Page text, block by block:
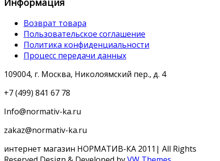
Возврат товара
Пользовательское соглашение
Политика конфиденциальности
Процесс передачи данных
109004, г. Москва, Николоямский пер., д. 4
+7 (499) 841 67 78
Info@normativ-ka.ru
zakaz@normativ-ka.ru
интернет магазин НОРМАТИВ-КА 2011| All Rights